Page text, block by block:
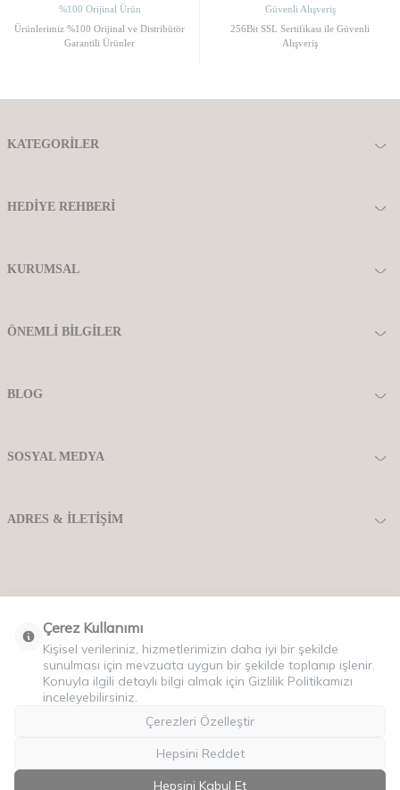
%100 Orijinal Ürün
Ürünlerimiz %100 Orijinal ve Distribütör
Garantili Ürünler
Güvenli Alışveriş
256Bit SSL Sertifikası ile Güvenli
Alışveriş
KATEGORILER
HEDIYE REHBERI
KURUMSAL
ÖNEMLI BILGILER
BLOG
SOSYAL MEDYA
ADRES & İLETIŞIM
Copyriht © 2025 Tüm Hakları Saklıdır.
Çerez Kullanımı
Kişisel verileriniz, hizmetlerimizin daha iyi bir şekilde
sunulması için mevzuata uygun bir şekilde toplanıp işlenir.
Konuyla ilgili detaylı bilgi almak için Gizlilik Politikamızı
inceleyebilirsiniz.
Çerezleri Özelleştir
Hepsini Reddet
Hepsini Kabul Et